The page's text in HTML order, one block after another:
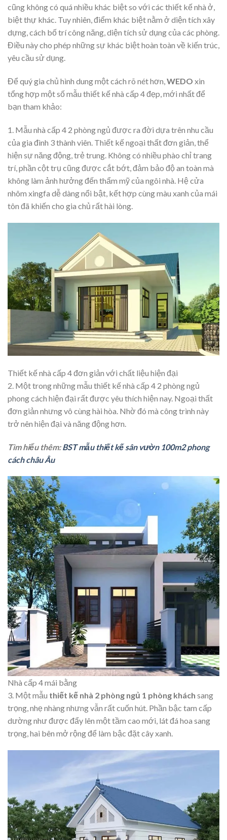
cũng không có quá nhiều khác biệt so với các thiết kế nhà ở,
biệt thự khác. Tuy nhiên, điểm khác biệt nằm ở diện tích xây
dựng, cách bố trí công năng, diện tích sử dụng của các phòng.
Điều này cho phép những sự khác biệt hoàn toàn về kiến trúc,
yêu cầu sử dụng.
Để quý gia chủ hình dung một cách rõ nét hơn,WEDO xin
tổng hợp một số mẫu thiết kế nhà cấp 4 đẹp, mới nhất để
bạn tham khảo:
1. Mẫu nhà cấp 4 2 phòng ngủ được ra đời dựa trên nhu cầu
của gia đình 3 thành viên. Thiết kế ngoại thất đơn giản, thể
hiện sự năng động, trẻ trung. Không có nhiều phào chỉ trang
trí, phần cột trụ cũng được cắt bớt, đảm bảo độ an toàn mà
không làm ảnh hưởng đến thẩm mỹ của ngôi nhà. Hệ cửa
nhôm xingfa dễ dàng nổi bật, kết hợp cùng màu xanh của mái
tôn đã khiến cho gia chủ rất hài lòng.
Thiết kế nhà cấp 4 đơn giản với chất liệu hiện đại
2. Một trong những mẫu thiết kế nhà cấp 4 2 phòng ngủ
phong cách hiện đại rất được yêu thích hiện nay. Ngoại thất
đơn giản nhưng vô cùng hài hòa. Nhờ đó mà công trình này
trở nên hiện đại và năng động hơn.
Tìm hiểu thêm:BST mẫu thiết kế sân vườn 100m2 phong
cách châu Âu
Nhà cấp 4 mái bằng
3. Một mẫu thiết kế nhà 2 phòng ngủ 1 phòng khách sang
trọng, nhẹ nhàng nhưng vẫn rất cuốn hút. Phần bậc tam cấp
dường như được đẩy lên một tầm cao mới, lát đá hoa sang
trọng, hai bên mở rộng để làm bậc đặt cây xanh.